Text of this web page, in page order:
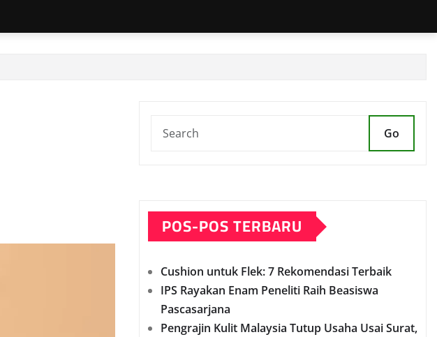
Go
POS-POS TERBARU
Cushion untuk Flek: 7 Rekomendasi Terbaik
IPS Rayakan Enam Peneliti Raih Beasiswa
Pascasarjana
Pengrajin Kulit Malaysia Tutup Usaha Usai Surat,